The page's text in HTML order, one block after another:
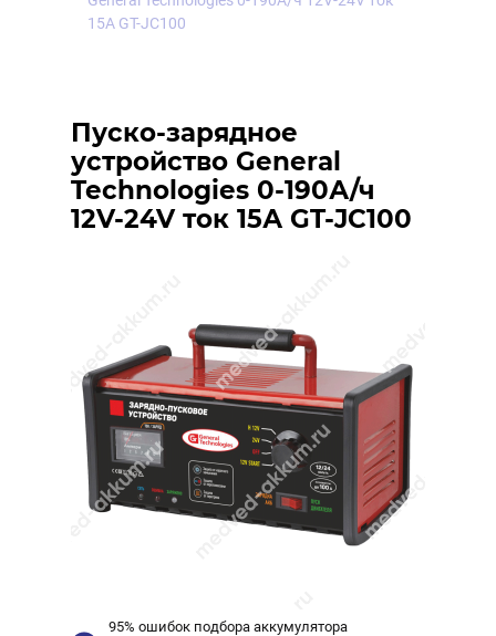
15А GT-JC100
Пуско-зарядное
устройство General
Technologies 0-190А/ч
12V-24V ток 15А GT-JC100
95% ошибок подбора аккумулятора